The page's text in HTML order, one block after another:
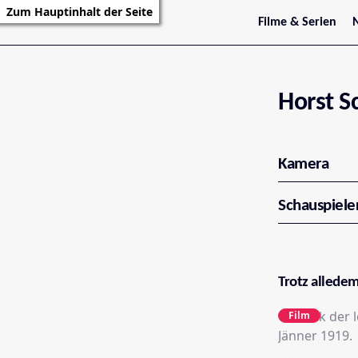
Zum Hauptinhalt der Seite
Filme & Serien
Trailer
Serienarchiv
Horst
Kamera
Trotz
Chronik der
Jänner 1919.
Film